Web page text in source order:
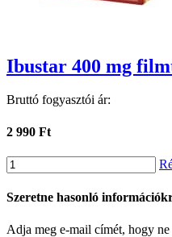
Ibustar 400 mg
Bruttó fogyasztói ár:
2 990 Ft
Szeretne hasonló
Adja meg e-mail címét, hogy